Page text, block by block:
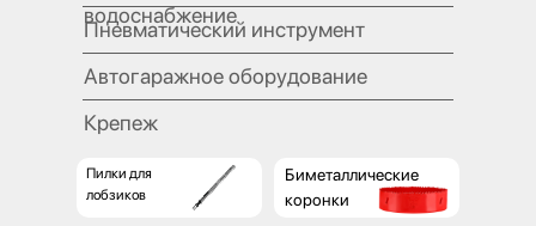
Пневматический инструмент
Автогаражное оборудование
водоснабжение
Крепеж
Пилки для
лобзиков
Биметаллические
коронки